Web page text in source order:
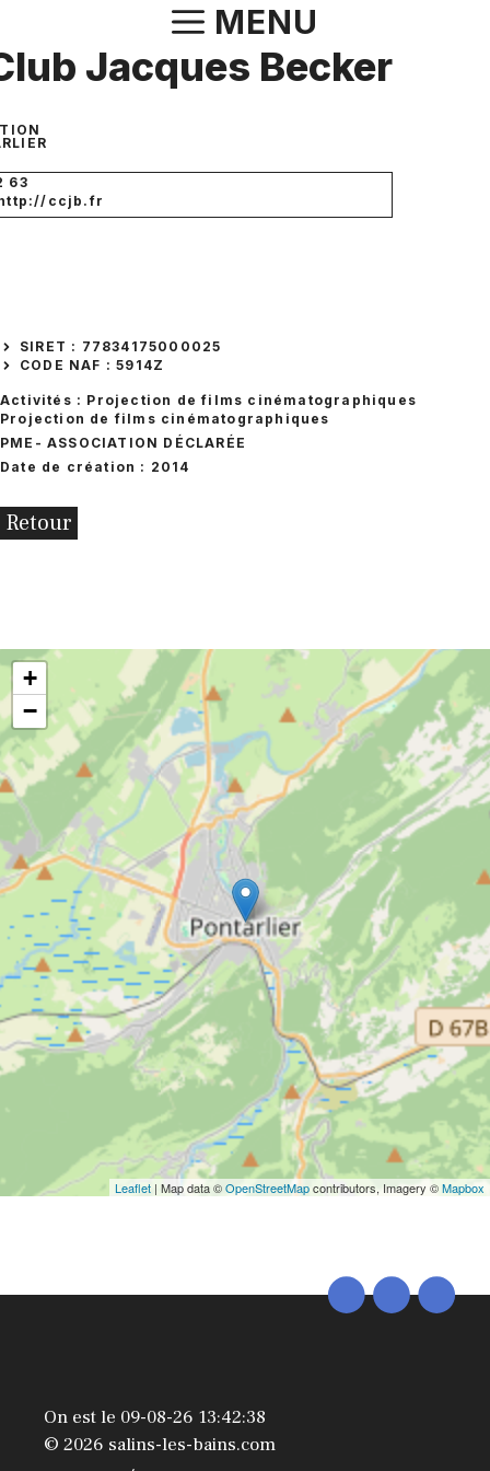
au
contenu
MENU
Jacques Becker
63
ccjb.fr
SIRET : 77834175000025
CODE NAF : 5914Z
Activités : Projection de films cinématographiques
Projection de films cinématographiques
PME - ASSOCIATION DÉCLARÉE
Date de création : 2014
Retour
+
−
Leaflet | Map data ©OpenStreetMapcontributors, Imagery ©Mapbox
On est le 09-08-26 13:42:38
© 2026 salins-les-bains.com